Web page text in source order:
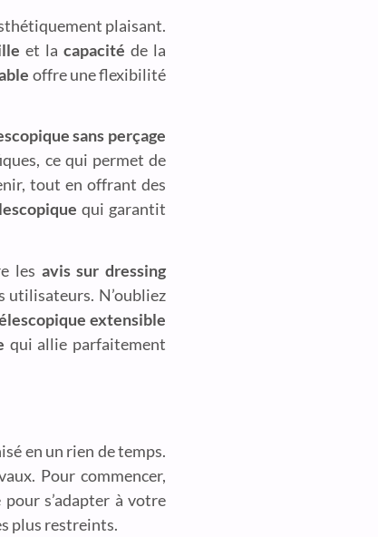
plaisant.
et la capacité de la
offre une flexibilité
sans perçage
ce qui permet de
tout en offrant des
qui garantit
les avis sur dressing
utilisateurs. N’oubliez
extensible
qui allie parfaitement
en un rien de temps.
Pour commencer,
s’adapter à votre
plus restreints.